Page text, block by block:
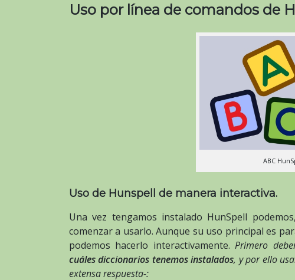
Uso por línea de comandos de
ABC
Uso de Hunspell de manera interactiva.
Una vez tengamos instalado HunSpell
comenzar a usarlo. Aunque su uso principal es
podemos hacerlo interactivamente.Primero
cuáles diccionarios tenemos instalados, y por ello
extensa respuesta-: